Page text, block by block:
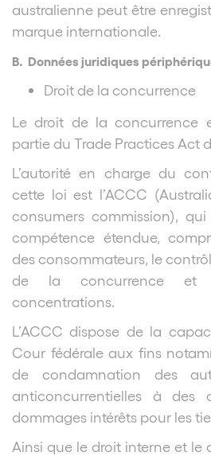
australienne peut être
marque internationale.
B. Données juridiques
Droit de la concurrence
Le droit de la concurrence
partie du Trade Practices Act
L’autorité en charge du
cette loi est l’ACCC
consumers commission),
compétence étendue,
des consommateurs, le
de la concurrence et
concentrations.
L’ACCC dispose de la
Cour fédérale aux fins
de condamnation des
anticoncurrentielles à des
dommages intérêts pour les
Ainsi que le droit interne et le